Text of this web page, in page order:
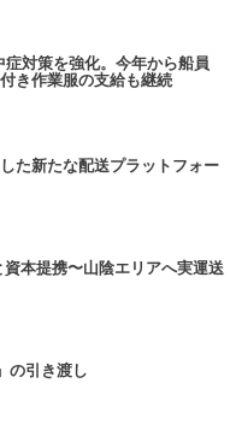
対策を強化。今年から船員
き作業服の支給も継続
た新たな配送プラットフォー
本提携〜山陰エリアへ実運送
の引き渡し